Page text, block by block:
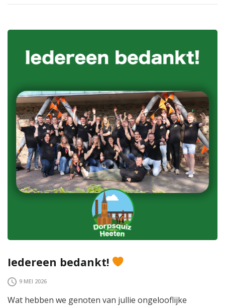
Iedereen bedankt!
9 MEI 2026
Wat hebben we genoten van jullie ongelooflijke